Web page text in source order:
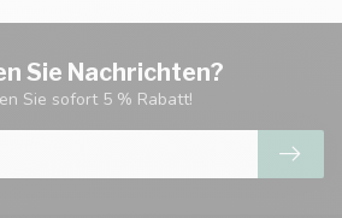
Sie Nachrichten?
Sie sofort 5 % Rabatt!